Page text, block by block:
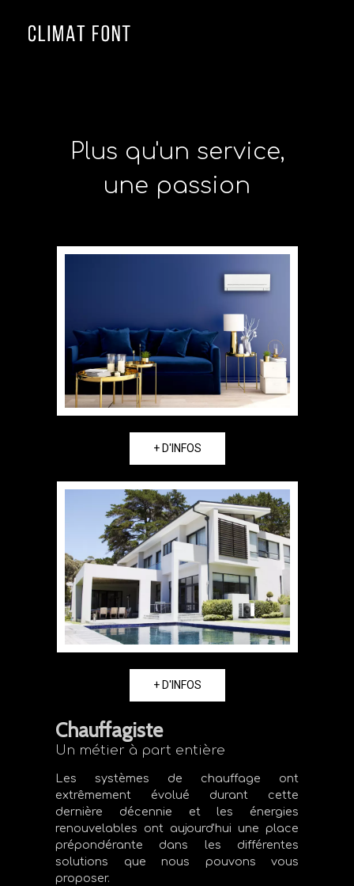
Plus qu'un service,
une passion
Chauffagiste
Un métier à part entière
Les systèmes de chauffage ont
extrêmement évolué durant cette
dernière décennie et les énergies
renouvelables ont aujourd'hui une place
prépondérante dans les différentes
solutions que nous pouvons vous
proposer.
+ D'INFOS
+ D'INFOS